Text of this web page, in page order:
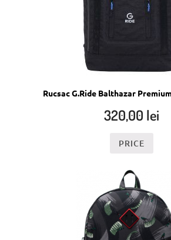
Rucsac G.Ride Balthazar
320,00 lei
PRICE